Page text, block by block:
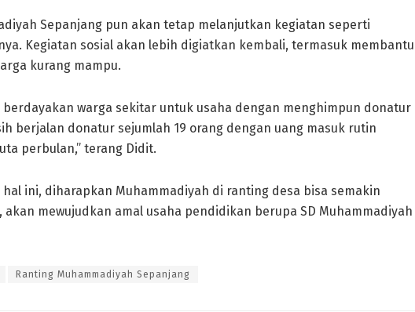
Sepanjang pun akan tetap melanjutkan kegiatan seperti
Kegiatan sosial akan lebih digiatkan kembali, termasuk membantu
kurang mampu.
berdayakan warga sekitar untuk usaha dengan menghimpun donatur
berjalan donatur sejumlah 19 orang dengan uang masuk rutin
perbulan,” terang Didit.
ini, diharapkan Muhammadiyah di ranting desa bisa semakin
akan mewujudkan amal usaha pendidikan berupa SD Muhammadiyah
Ranting Muhammadiyah Sepanjang